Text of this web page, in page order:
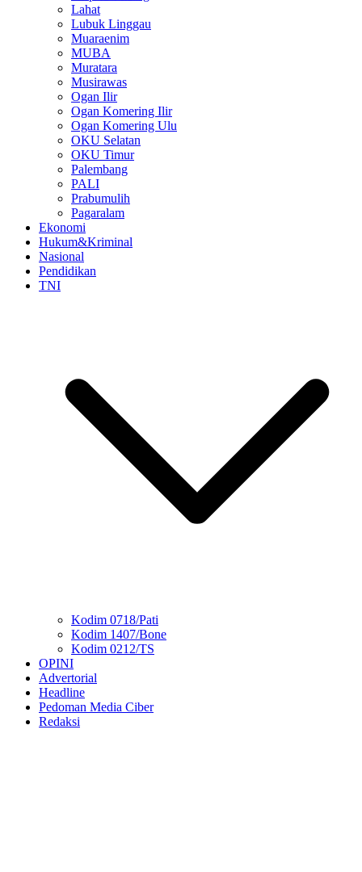
Lahat
Lubuk Linggau
Muaraenim
MUBA
Muratara
Musirawas
Ogan Ilir
Ogan Komering Ilir
Ogan Komering Ulu
OKU Selatan
OKU Timur
Palembang
PALI
Prabumulih
Pagaralam
Ekonomi
Hukum&Kriminal
Nasional
Pendidikan
TNI
Kodim 0718/Pati
Kodim 1407/Bone
Kodim 0212/TS
OPINI
Advertorial
Headline
Pedoman Media Ciber
Redaksi